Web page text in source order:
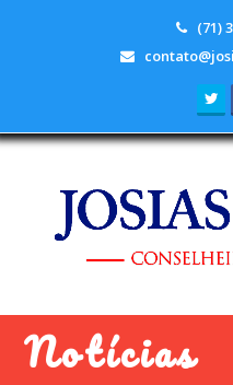
(71)
Notícias